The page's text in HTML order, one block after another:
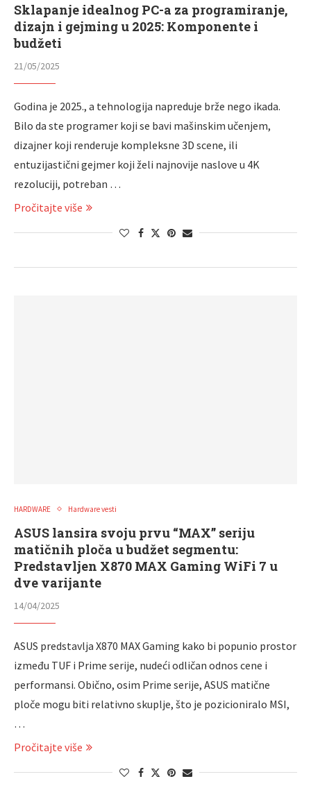
Sklapanje idealnog PC-a za programiranje,
dizajn i gejming u 2025: Komponente i
budžeti
21/05/2025
Godina je 2025., a tehnologija napreduje brže nego ikada.
Bilo da ste programer koji se bavi mašinskim učenjem,
dizajner koji renderuje kompleksne 3D scene, ili
entuzijastični gejmer koji želi najnovije naslove u 4K
rezoluciji, potreban …
Pročitajte više
HARDWARE Hardware vesti
ASUS lansira svoju prvu “MAX” seriju
matičnih ploča u budžet segmentu:
Predstavljen X870 MAX Gaming WiFi 7 u
dve varijante
14/04/2025
ASUS predstavlja X870 MAX Gaming kako bi popunio prostor
između TUF i Prime serije, nudeći odličan odnos cene i
performansi. Obično, osim Prime serije, ASUS matične
ploče mogu biti relativno skuplje, što je pozicioniralo MSI,
…
Pročitajte više